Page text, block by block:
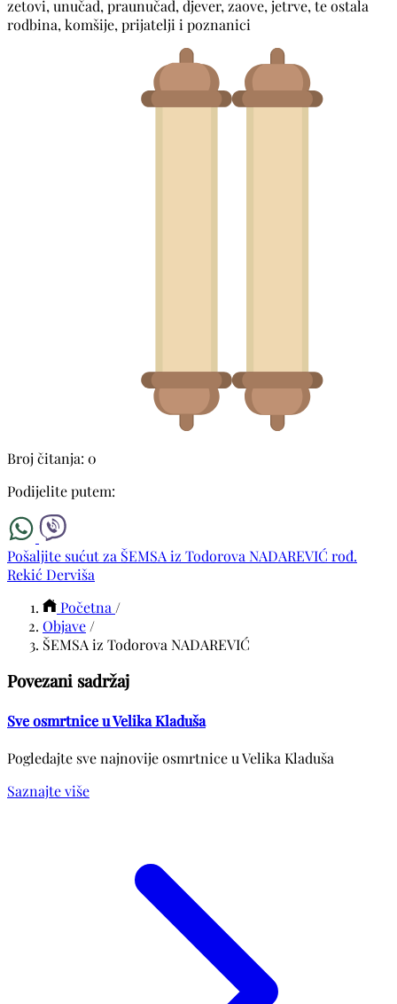
zetovi, unučad, praunučad, djever, zaove, jetrve, te ostala
rodbina, komšije, prijatelji i poznanici
Broj čitanja: 0
Podijelite putem:
Pošaljite sućut za ŠEMSA iz Todorova NADAREVIĆ rođ.
Rekić Derviša
Početna /
Objave /
ŠEMSA iz Todorova NADAREVIĆ
Povezani sadržaj
Sve osmrtnice u Velika Kladuša
Pogledajte sve najnovije osmrtnice u Velika Kladuša
Saznajte više